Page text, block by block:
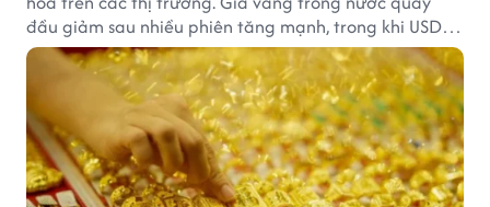
đầu giảm sau nhiều phiên tăng mạnh, trong khi USD
tại ngân hàng tiếp tục suy yếu dù tỷ giá trung tâm lập
đỉnh mới.